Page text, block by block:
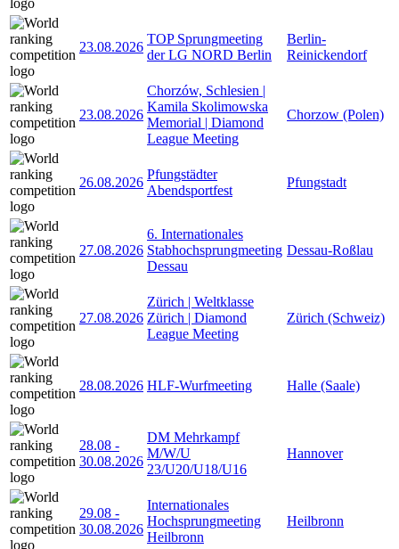
23.08.2026
TOP Sprungmeeting
der LG NORD Berlin
Berlin-
Reinickendorf
23.08.2026
Chorzów, Schlesien |
Kamila Skolimowska
Memorial | Diamond
League Meeting
Chorzow (Polen)
26.08.2026
Pfungstädter
Abendsportfest
Pfungstadt
27.08.2026
6. Internationales
Stabhochsprungmeeting
Dessau
Dessau-Roßlau
27.08.2026
Zürich | Weltklasse
Zürich | Diamond
League Meeting
Zürich (Schweiz)
28.08.2026 HLF-Wurfmeeting Halle (Saale)
28.08 -
30.08.2026
DM Mehrkampf
M/W/U
23/U20/U18/U16
Hannover
29.08 -
30.08.2026
Internationales
Hochsprungmeeting
Heilbronn
Heilbronn